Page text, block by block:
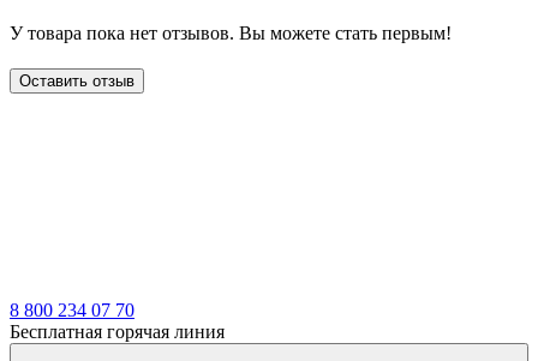
У товара пока нет отзывов. Вы можете стать первым!
Оставить отзыв
8 800 234 07 70
Бесплатная горячая линия